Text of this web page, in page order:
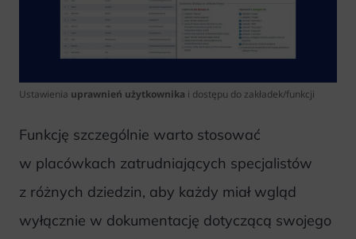
Ustawienia uprawnień użytkownika i dostępu do zakładek/funkcji
Funkcję szczególnie warto stosować
w placówkach zatrudniających specjalistów
z różnych dziedzin, aby każdy miał wgląd
wyłącznie w dokumentację dotyczącą swojego